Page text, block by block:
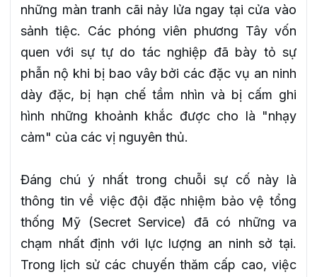
những màn tranh cãi nảy lửa ngay tại cửa vào
sảnh tiệc. Các phóng viên phương Tây vốn
quen với sự tự do tác nghiệp đã bày tỏ sự
phẫn nộ khi bị bao vây bởi các đặc vụ an ninh
dày đặc, bị hạn chế tầm nhìn và bị cấm ghi
hình những khoảnh khắc được cho là "nhạy
cảm" của các vị nguyên thủ.
Đáng chú ý nhất trong chuỗi sự cố này là
thông tin về việc đội đặc nhiệm bảo vệ tổng
thống Mỹ (Secret Service) đã có những va
chạm nhất định với lực lượng an ninh sở tại.
Trong lịch sử các chuyến thăm cấp cao, việc